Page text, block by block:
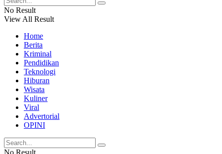
No Result
View All Result
Home
Berita
Kriminal
Pendidikan
Teknologi
Hiburan
Wisata
Kuliner
Viral
Advertorial
OPINI
No Result